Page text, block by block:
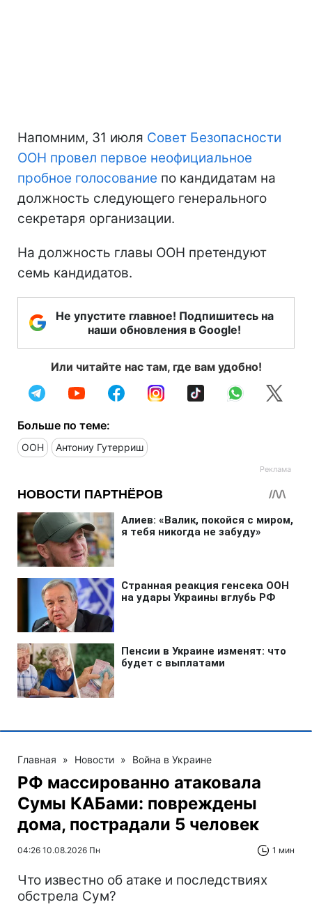
Напомним, 31 июля Совет Безопасности
ООН провел первое неофициальное
пробное голосование по кандидатам на
должность следующего генерального
секретаря организации.
На должность главы ООН претендуют
семь кандидатов.
Не упустите главное! Подпишитесь на
наши обновления в Google!
Или читайте нас там, где вам удобно!
Больше по теме:
ООН Антониу Гутерриш
Главная » Новости » Война в Украине
РФ массированно атаковала
Сумы КАБами: повреждены
дома, пострадали 5 человек
04:26 10.08.2026 Пн 1 мин
Что известно об атаке и последствиях
обстрела Сум?